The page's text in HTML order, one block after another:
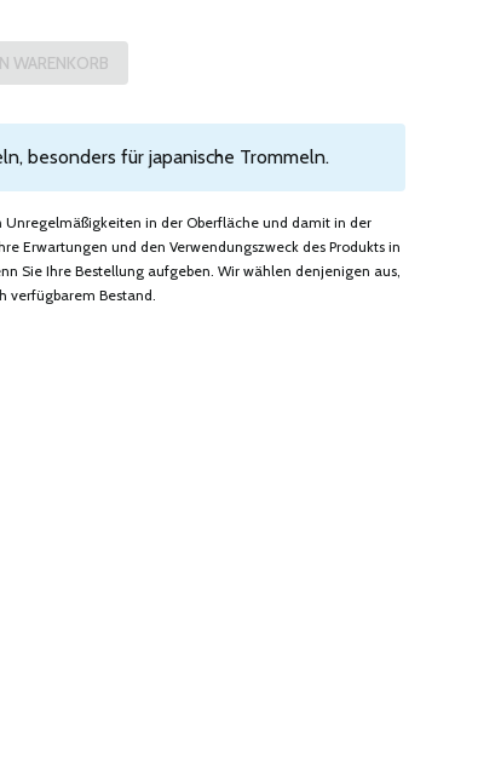
besonders für japanische Trommeln.
in der Oberfläche und damit in der
Erwartungen und den Verwendungszweck des Produkts in
Sie Ihre Bestellung aufgeben. Wir wählen denjenigen aus,
verfügbarem Bestand.